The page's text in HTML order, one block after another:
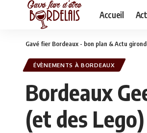
Accueil
Gavé fier Bordeaux - bon plan & Actu
ÉVÈNEMENTS À BORDEAUX
Bordeaux
(et des